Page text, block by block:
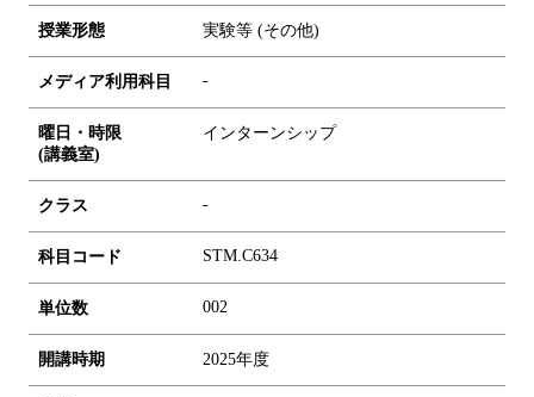
授業形態 実験等 (その他)
メディア利用科目 -
曜日・時限
(講義室)
インターンシップ
クラス -
科目コード STM.C634
単位数 002
開講時期 2025年度